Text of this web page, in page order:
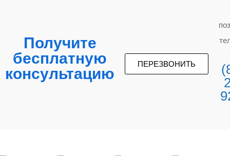
Получите
бесплатную
консультацию
ПЕРЕЗВОНИТЬ